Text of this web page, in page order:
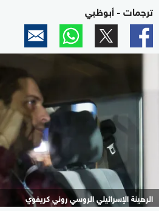
ترجمات - أبوظبي
الرهينة الإسرائيلي الروسي روني كريفوي